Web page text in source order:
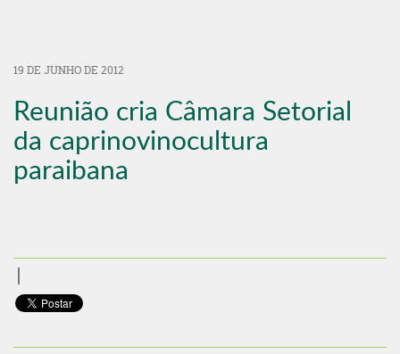
19 DE JUNHO DE 2012
Reunião cria Câmara Setorial
da caprinovinocultura
paraibana